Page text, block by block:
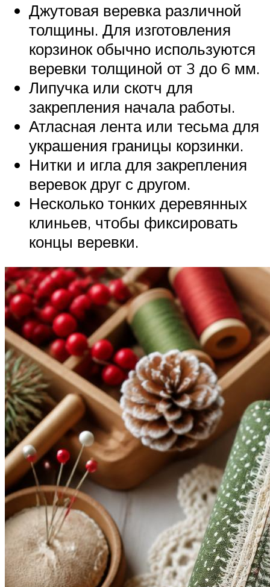
Джутовая веревка различной
толщины. Для изготовления
корзинок обычно используются
веревки толщиной от 3 до 6 мм.
Липучка или скотч для
закрепления начала работы.
Атласная лента или тесьма для
украшения границы корзинки.
Нитки и игла для закрепления
веревок друг с другом.
Несколько тонких деревянных
клиньев, чтобы фиксировать
концы веревки.